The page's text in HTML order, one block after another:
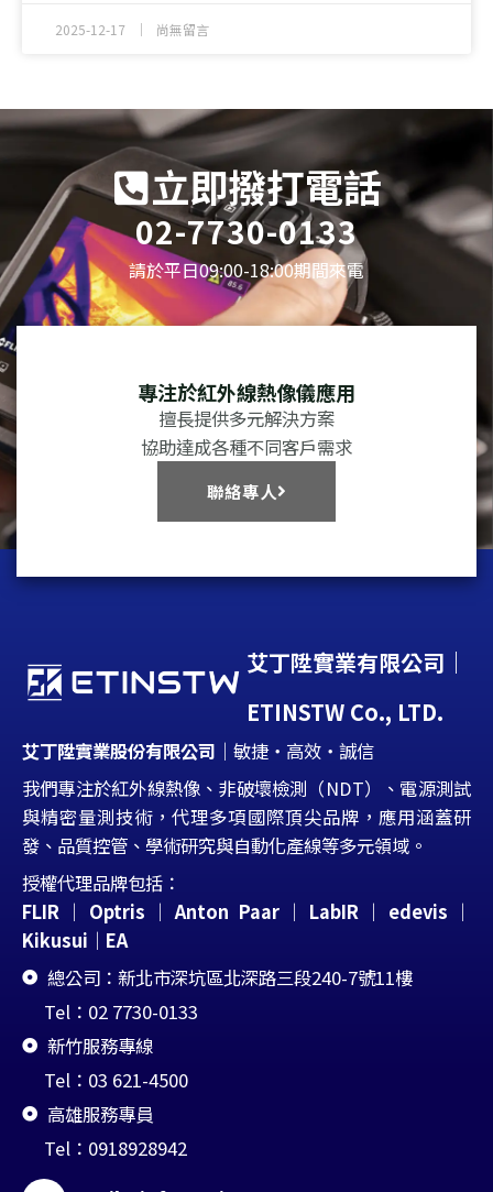
2025-12-17 尚無留言
立即撥打電話
02-7730-0133
請於平日09:00-18:00期間來電
專注於紅外線熱像儀應用
擅長提供多元解決方案
協助達成各種不同客戶需求
聯絡專人
艾丁陞實業有限公司｜
ETINSTW Co., LTD.
艾丁陞實業股份有限公司 ｜敏捷・高效・誠信
我們專注於紅外線熱像、非破壞檢測（NDT）、電源測試
與精密量測技術，代理多項國際頂尖品牌，應用涵蓋研
發、品質控管、學術研究與自動化產線等多元領域。
授權代理品牌包括：
FLIR ｜ Optris ｜Anton Paar ｜ LabIR｜edevis ｜
Kikusui ｜ EA
總公司：新北市深坑區北深路三段240-7號11樓
Tel：02 7730-0133
新竹服務專線
Tel：03 621-4500
高雄服務專員
Tel：0918928942